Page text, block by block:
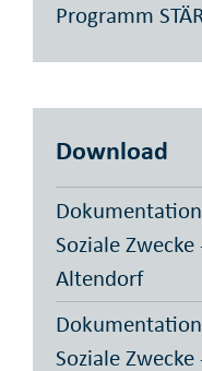
Programm
Download
Soziale
Altendorf
Soziale